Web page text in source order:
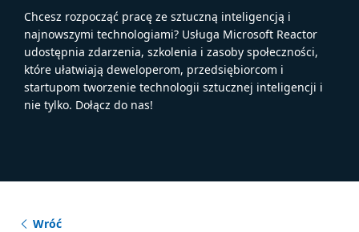
Chcesz rozpocząć pracę ze sztuczną inteligencją i
najnowszymi technologiami? Usługa Microsoft Reactor
udostępnia zdarzenia, szkolenia i zasoby społeczności,
które ułatwiają deweloperom, przedsiębiorcom i
startupom tworzenie technologii sztucznej inteligencji i
nie tylko. Dołącz do nas!
Wróć